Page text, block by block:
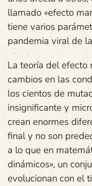
llamado «efecto
tiene varios
pandemia viral de
La teoría del efecto
cambios en las
los cientos de
insignificante y
crean enormes
final y no son
a lo que en
dinámicos», un
evolucionan con el